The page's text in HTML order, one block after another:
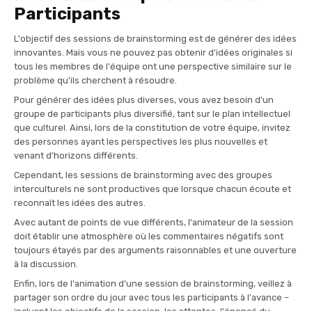
Participants
L'objectif des sessions de brainstorming est de générer des idées
innovantes. Mais vous ne pouvez pas obtenir d'idées originales si
tous les membres de l'équipe ont une perspective similaire sur le
problème qu'ils cherchent à résoudre.
Pour générer des idées plus diverses, vous avez besoin d'un
groupe de participants plus diversifié, tant sur le plan intellectuel
que culturel. Ainsi, lors de la constitution de votre équipe, invitez
des personnes ayant les perspectives les plus nouvelles et
venant d'horizons différents.
Cependant, les sessions de brainstorming avec des groupes
interculturels ne sont productives que lorsque chacun écoute et
reconnaît les idées des autres.
Avec autant de points de vue différents, l'animateur de la session
doit établir une atmosphère où les commentaires négatifs sont
toujours étayés par des arguments raisonnables et une ouverture
à la discussion.
Enfin, lors de l'animation d'une session de brainstorming, veillez à
partager son ordre du jour avec tous les participants à l'avance –